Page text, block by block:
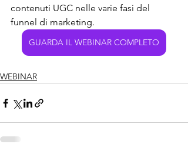
contenuti UGC nelle varie fasi del
funnel di marketing.
GUARDA IL WEBINAR COMPLETO
WEBINAR